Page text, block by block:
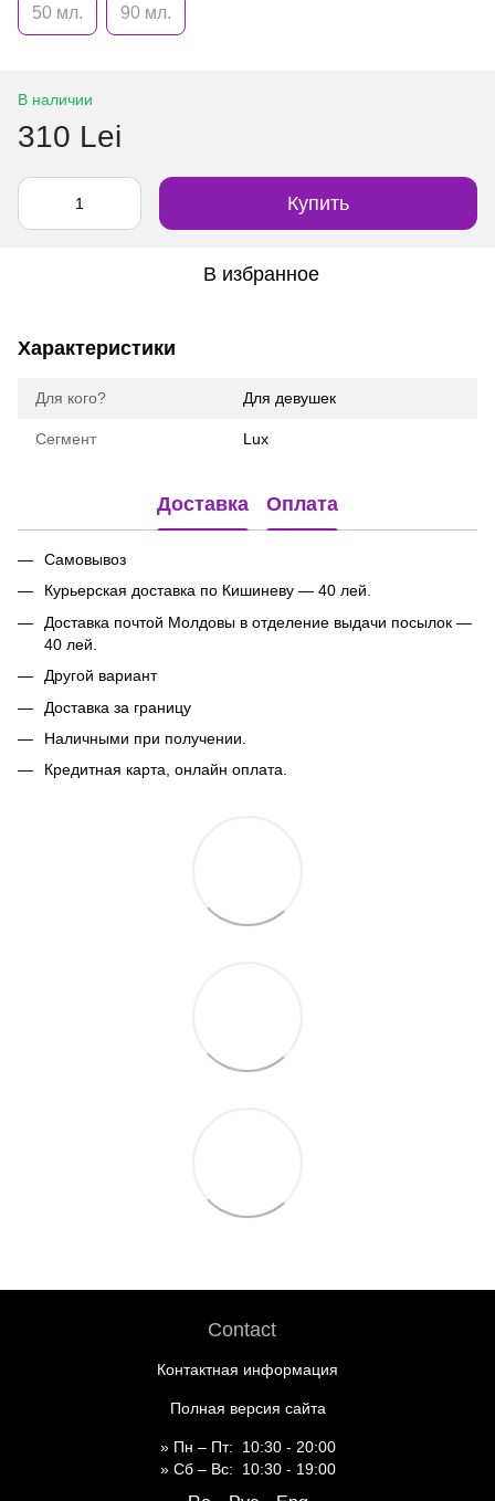
50 мл. 90 мл.
В наличии
310 Lei
Купить
В избранное
Характеристики
Для кого? Для девушек
Сегмент Lux
Доставка Оплата
Самовывоз
Курьерская доставка по Кишиневу — 40 лей.
Доставка почтой Молдовы в отделение выдачи посылок —
40 лей.
Другой вариант
Доставка за границу
Наличными при получении.
Кредитная карта, онлайн оплата.
Contact
Контактная информация
Полная версия сайта
» Пн – Пт: 10:30 - 20:00
» Сб – Вс: 10:30 - 19:00